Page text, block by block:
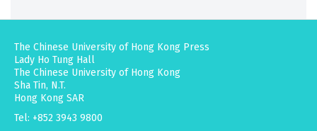
The Chinese University of Hong Kong Press
Lady Ho Tung Hall
The Chinese University of Hong Kong
Sha Tin, N.T.
Hong Kong SAR
Tel: +852 3943 9800